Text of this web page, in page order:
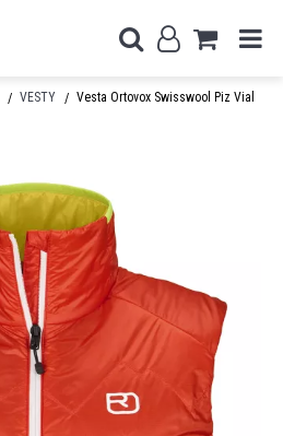
VESTY
Vesta Ortovox Swisswool Piz Vial